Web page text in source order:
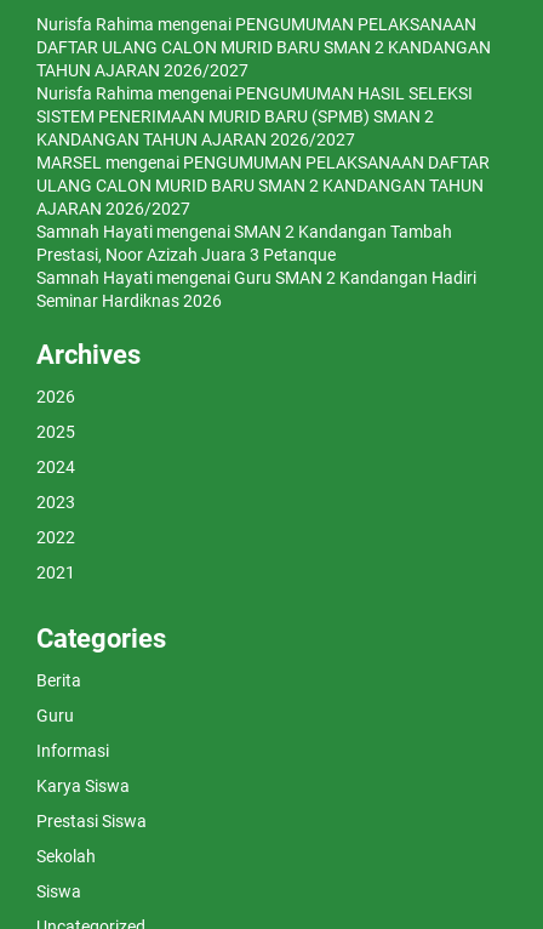
Nurisfa Rahima mengenai PENGUMUMAN PELAKSANAAN
DAFTAR ULANG CALON MURID BARU SMAN 2 KANDANGAN
TAHUN AJARAN 2026/2027
Nurisfa Rahima mengenai PENGUMUMAN HASIL SELEKSI
SISTEM PENERIMAAN MURID BARU (SPMB) SMAN 2
KANDANGAN TAHUN AJARAN 2026/2027
MARSEL mengenai PENGUMUMAN PELAKSANAAN DAFTAR
ULANG CALON MURID BARU SMAN 2 KANDANGAN TAHUN
AJARAN 2026/2027
Samnah Hayati mengenaiSMAN 2 Kandangan Tambah
Prestasi, Noor Azizah Juara 3 Petanque
Samnah Hayati mengenaiGuru SMAN 2 Kandangan Hadiri
Seminar Hardiknas 2026
Archives
2026
2025
2024
2023
2022
2021
Categories
Berita
Guru
Informasi
Karya Siswa
Prestasi Siswa
Sekolah
Siswa